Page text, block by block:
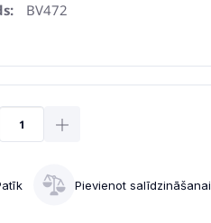
BV472
Pievienot salīdzināšanai